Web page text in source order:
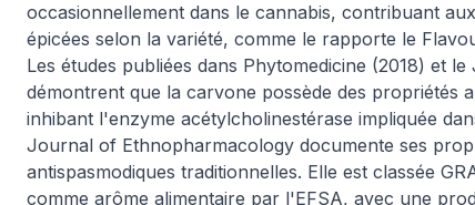
occasionnellement dans le cannabis, contribuant
épicées selon la variété, comme le rapporte le
Les études publiées dans Phytomedicine (2018) et
démontrent que la carvone possède des propriétés
inhibant l'enzyme acétylcholinestérase impliquée
Journal of Ethnopharmacology documente ses
antispasmodiques traditionnelles. Elle est classée
comme arôme alimentaire par l'EFSA, avec une